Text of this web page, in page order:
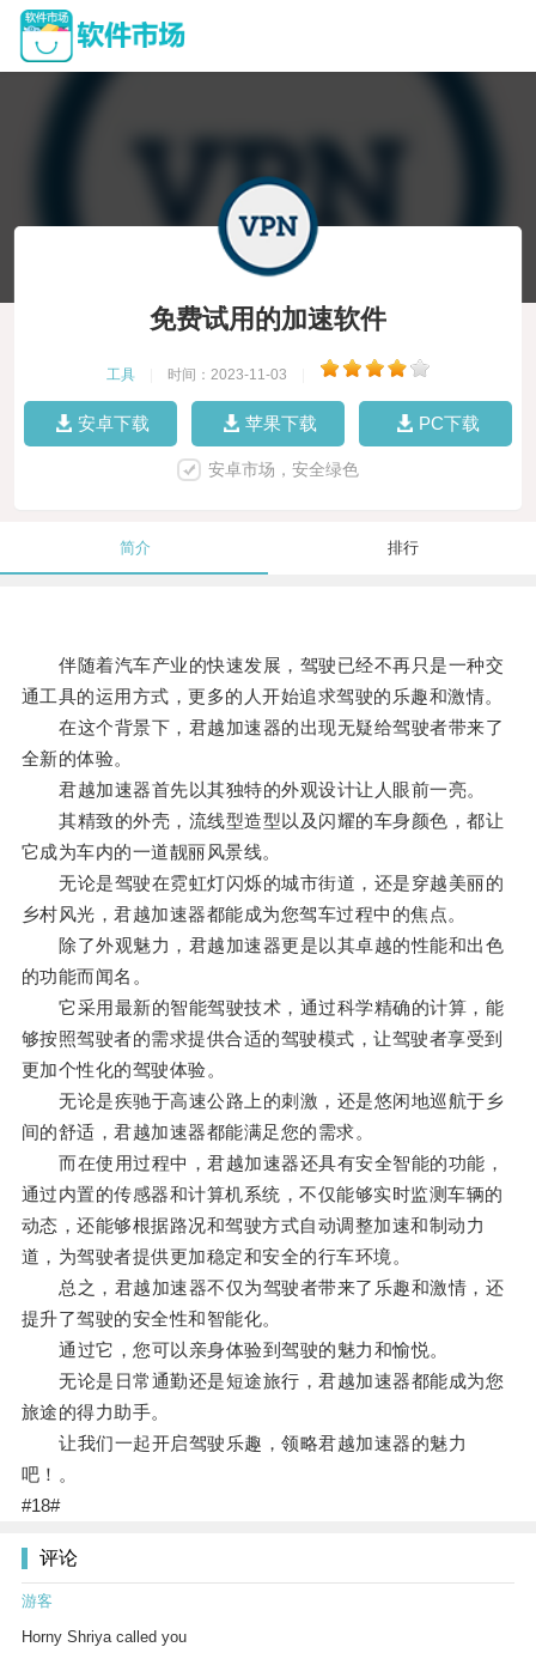
免费试用的加速软件
工具 时间：2023-11-03
安卓下载 苹果下载 PC下载
安卓市场，安全绿色
简介 排行
伴随着汽车产业的快速发展，驾驶已经不再只是一种交
通工具的运用方式，更多的人开始追求驾驶的乐趣和激情。
在这个背景下，君越加速器的出现无疑给驾驶者带来了
全新的体验。
君越加速器首先以其独特的外观设计让人眼前一亮。
其精致的外壳，流线型造型以及闪耀的车身颜色，都让
它成为车内的一道靓丽风景线。
无论是驾驶在霓虹灯闪烁的城市街道，还是穿越美丽的
乡村风光，君越加速器都能成为您驾车过程中的焦点。
除了外观魅力，君越加速器更是以其卓越的性能和出色
的功能而闻名。
它采用最新的智能驾驶技术，通过科学精确的计算，能
够按照驾驶者的需求提供合适的驾驶模式，让驾驶者享受到
更加个性化的驾驶体验。
无论是疾驰于高速公路上的刺激，还是悠闲地巡航于乡
间的舒适，君越加速器都能满足您的需求。
而在使用过程中，君越加速器还具有安全智能的功能，
通过内置的传感器和计算机系统，不仅能够实时监测车辆的
动态，还能够根据路况和驾驶方式自动调整加速和制动力
道，为驾驶者提供更加稳定和安全的行车环境。
总之，君越加速器不仅为驾驶者带来了乐趣和激情，还
提升了驾驶的安全性和智能化。
通过它，您可以亲身体验到驾驶的魅力和愉悦。
无论是日常通勤还是短途旅行，君越加速器都能成为您
旅途的得力助手。
让我们一起开启驾驶乐趣，领略君越加速器的魅力
吧！。
#18#
评论
游客
Horny Shriya called you